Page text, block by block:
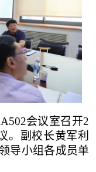
会议室召开2
。副校长黄军利
导小组各成员单